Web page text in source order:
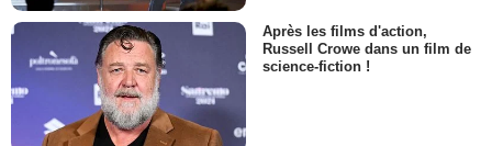
Après les films d'action,
Russell Crowe dans un film de
science-fiction !